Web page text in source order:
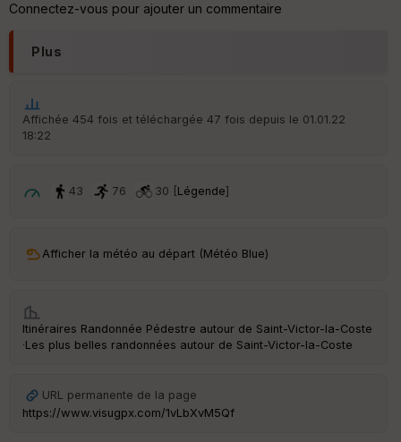
Connectez-vous pour ajouter un commentaire
Plus
Affichée 454 fois et téléchargée 47 fois depuis le 01.01.22
18:22
43 76 30 [Légende]
Afficher la météo au départ (Météo Blue)
Itinéraires Randonnée Pédestre autour de Saint-Victor-la-Coste
·Les plus belles randonnées autour de Saint-Victor-la-Coste
URL permanente de la page
https://www.visugpx.com/1vLbXvM5Qf